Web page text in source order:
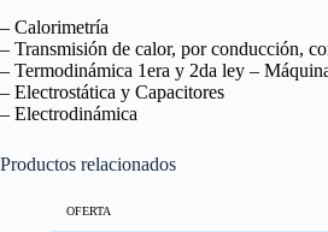
– Calorimetría
– Transmisión de calor, por conducción,
– Termodinámica 1era y 2da ley –
– Electrostática y Capacitores
– Electrodinámica
Productos relacionados
OFERTA